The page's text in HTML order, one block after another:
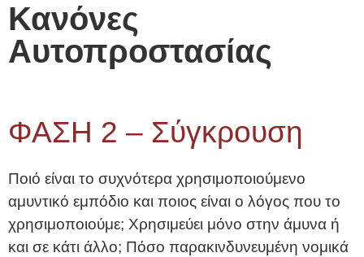
Κανόνες
Αυτοπροστασίας
ΦΑΣΗ 2 – Σύγκρουση
Ποιό είναι το συχνότερα χρησιμοποιούμενο
αμυντικό εμπόδιο και ποιος είναι ο λόγος που το
χρησιμοποιούμε; Χρησιμεύει μόνο στην άμυνα ή
και σε κάτι άλλο; Πόσο παρακινδυνευμένη νομικά